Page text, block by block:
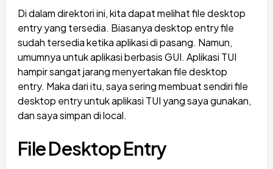
Di dalam direktori ini, kita dapat melihat file desktop
entry yang tersedia. Biasanya desktop entry file
sudah tersedia ketika aplikasi di pasang. Namun,
umumnya untuk aplikasi berbasis GUI. Aplikasi TUI
hampir sangat jarang menyertakan file desktop
entry. Maka dari itu, saya sering membuat sendiri file
desktop entry untuk aplikasi TUI yang saya gunakan,
dan saya simpan di local.
File Desktop Entry